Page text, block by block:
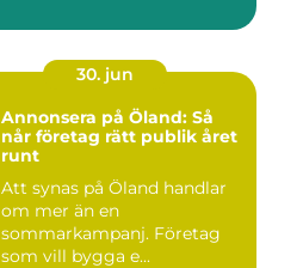
30. jun
Annonsera på Öland: Så
når företag rätt publik året
runt
Att synas på Öland handlar
om mer än en
sommarkampanj. Företag
som vill bygga e...